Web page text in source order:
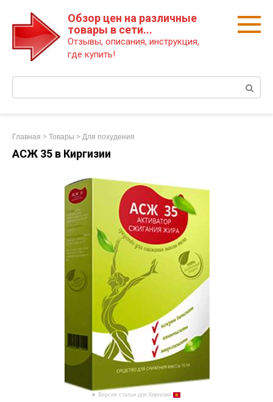
Обзор цен на различные
товары в сети...
Отзывы, описания, инструкция,
где купить!
Главная > Товары > Для похудения
АСЖ 35 в Киргизии
Версия статьи для Киргизии